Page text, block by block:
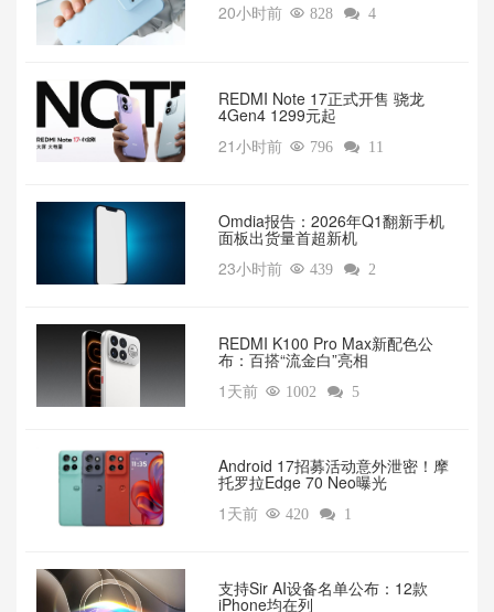
20小时前  828  4
REDMI Note 17正式开售 骁龙
4Gen4 1299元起
21小时前  796  11
Omdia报告：2026年Q1翻新手机
面板出货量首超新机
23小时前  439  2
REDMI K100 Pro Max新配色公
布：百搭“流金白”亮相
1天前  1002  5
Android 17招募活动意外泄密！摩
托罗拉Edge 70 Neo曝光
1天前  420  1
支持Sir AI设备名单公布：12款
iPhone均在列